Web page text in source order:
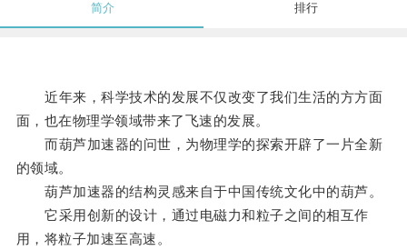
简介 排行
近年来，科学技术的发展不仅改变了我们生活的方方面
面，也在物理学领域带来了飞速的发展。
而葫芦加速器的问世，为物理学的探索开辟了一片全新
的领域。
葫芦加速器的结构灵感来自于中国传统文化中的葫芦。
它采用创新的设计，通过电磁力和粒子之间的相互作
用，将粒子加速至高速。